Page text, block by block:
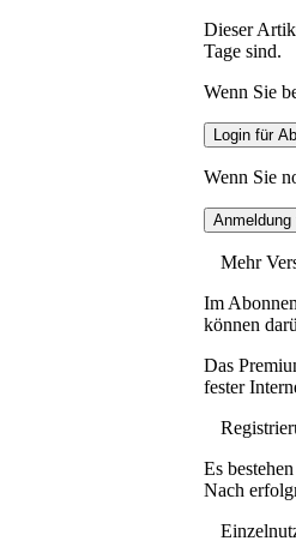
Dieser
Tage sind.
Wenn Sie
Wenn Sie
Mehr
Im
können
Das
fester
Es
Nach